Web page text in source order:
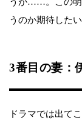
うのか期待した
3番目の妻：
ドラマでは出て